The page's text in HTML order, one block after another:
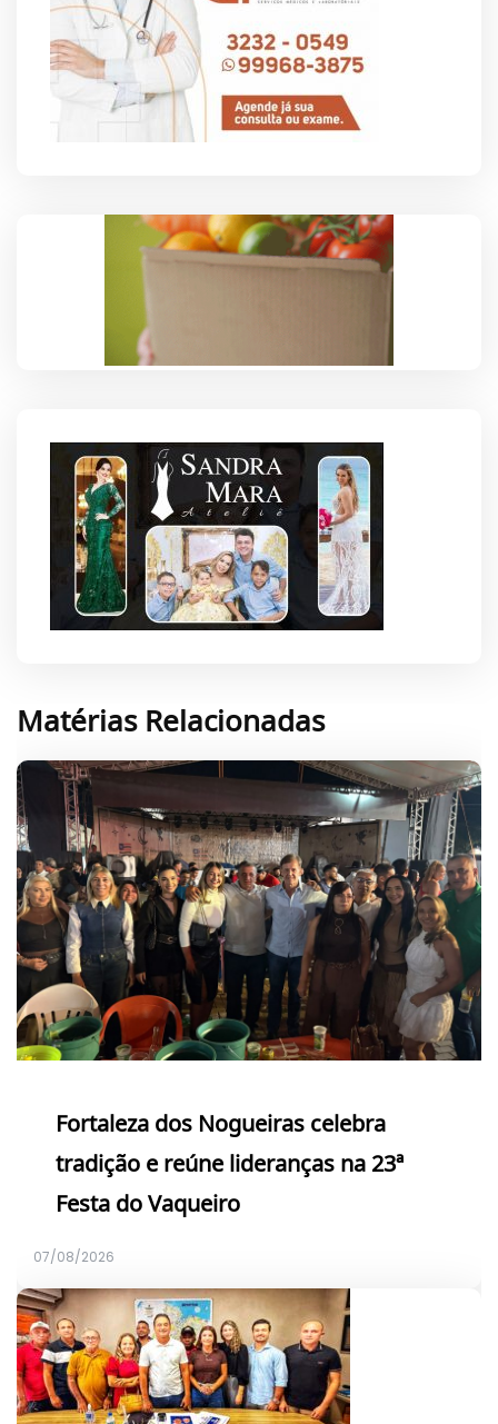
Matérias Relacionadas
Fortaleza dos Nogueiras celebra
tradição e reúne lideranças na 23ª
Festa do Vaqueiro
07/08/2026